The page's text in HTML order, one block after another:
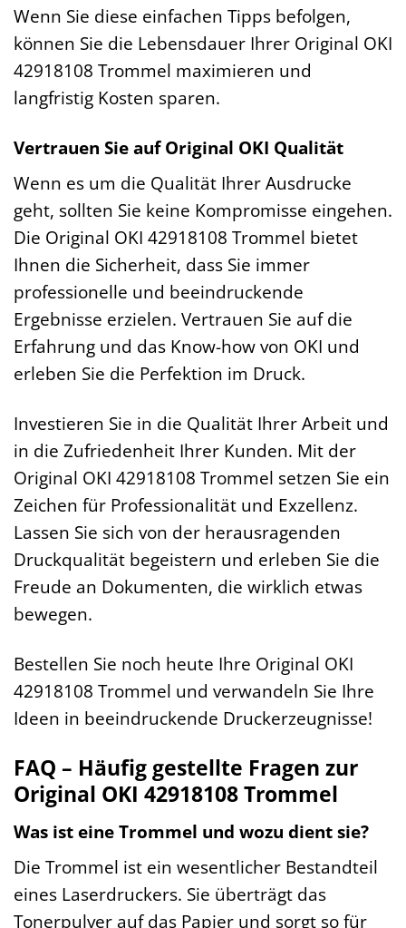
Wenn Sie diese einfachen Tipps befolgen,
können Sie die Lebensdauer Ihrer Original OKI
42918108 Trommel maximieren und
langfristig Kosten sparen.
Vertrauen Sie auf Original OKI Qualität
Wenn es um die Qualität Ihrer Ausdrucke
geht, sollten Sie keine Kompromisse eingehen.
Die Original OKI 42918108 Trommel bietet
Ihnen die Sicherheit, dass Sie immer
professionelle und beeindruckende
Ergebnisse erzielen. Vertrauen Sie auf die
Erfahrung und das Know-how von OKI und
erleben Sie die Perfektion im Druck.
Investieren Sie in die Qualität Ihrer Arbeit und
in die Zufriedenheit Ihrer Kunden. Mit der
Original OKI 42918108 Trommel setzen Sie ein
Zeichen für Professionalität und Exzellenz.
Lassen Sie sich von der herausragenden
Druckqualität begeistern und erleben Sie die
Freude an Dokumenten, die wirklich etwas
bewegen.
Bestellen Sie noch heute Ihre Original OKI
42918108 Trommel und verwandeln Sie Ihre
Ideen in beeindruckende Druckerzeugnisse!
FAQ – Häufig gestellte Fragen zur
Original OKI 42918108 Trommel
Was ist eine Trommel und wozu dient sie?
Die Trommel ist ein wesentlicher Bestandteil
eines Laserdruckers. Sie überträgt das
Tonerpulver auf das Papier und sorgt so für